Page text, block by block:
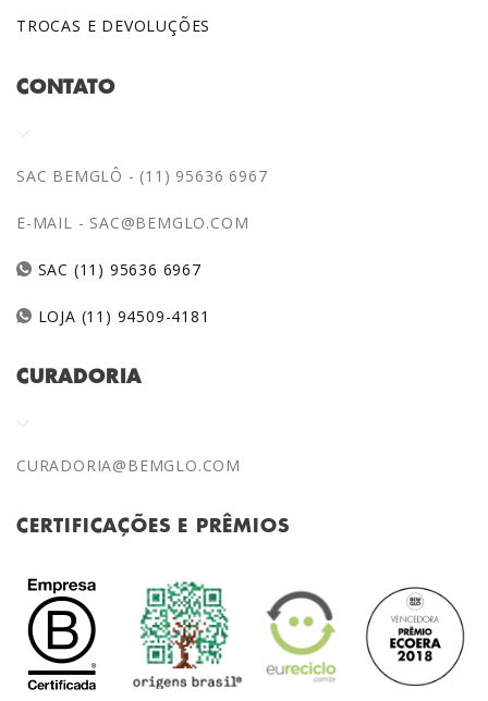
TROCAS E DEVOLUÇÕES
CONTATO
SAC BEMGLÔ - (11) 95636 6967
E-MAIL - SAC@BEMGLO.COM
SAC (11) 95636 6967
LOJA (11) 94509-4181
CURADORIA
CURADORIA@BEMGLO.COM
CERTIFICAÇÕES E PRÊMIOS